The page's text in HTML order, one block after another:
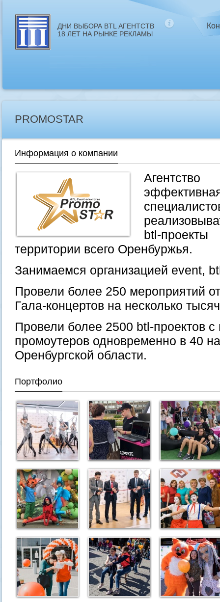
ДНИ ВЫБОРА BTL АГЕНТСТВ
18 ЛЕТ НА РЫНКЕ РЕКЛАМЫ
PROMOSTAR
Информация о компании
btl-
территории всего Оренбуржья.
Занимаемся организацией event,
Провели более 250 мероприятий
Гала-концертов на несколько
Провели более 2500 btl-проектов
промоутеров одновременно в 40
Оренбургской области.
Портфолио